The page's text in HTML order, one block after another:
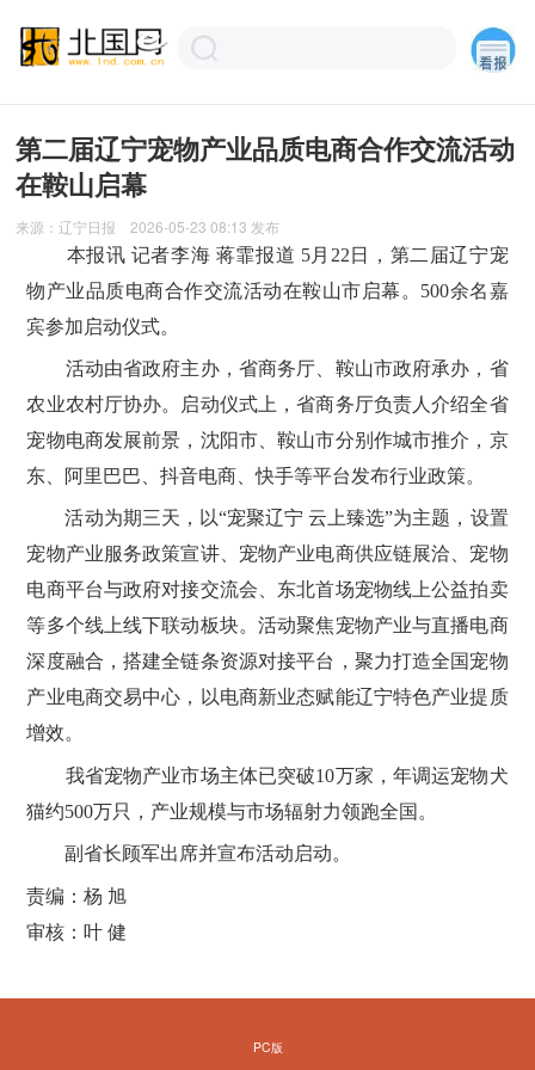
第二届辽宁宠物产业品质电商合作交流活动
在鞍山启幕
来源：辽宁日报 2026-05-23 08:13 发布
本报讯 记者李海 蒋霏报道 5月22日，第二届辽宁宠
物产业品质电商合作交流活动在鞍山市启幕。500余名嘉
宾参加启动仪式。
活动由省政府主办，省商务厅、鞍山市政府承办，省
农业农村厅协办。启动仪式上，省商务厅负责人介绍全省
宠物电商发展前景，沈阳市、鞍山市分别作城市推介，京
东、阿里巴巴、抖音电商、快手等平台发布行业政策。
活动为期三天，以“宠聚辽宁 云上臻选”为主题，设置
宠物产业服务政策宣讲、宠物产业电商供应链展洽、宠物
电商平台与政府对接交流会、东北首场宠物线上公益拍卖
等多个线上线下联动板块。活动聚焦宠物产业与直播电商
深度融合，搭建全链条资源对接平台，聚力打造全国宠物
产业电商交易中心，以电商新业态赋能辽宁特色产业提质
增效。
我省宠物产业市场主体已突破10万家，年调运宠物犬
猫约500万只，产业规模与市场辐射力领跑全国。
副省长顾军出席并宣布活动启动。
责编：杨 旭
审核：叶 健
PC版